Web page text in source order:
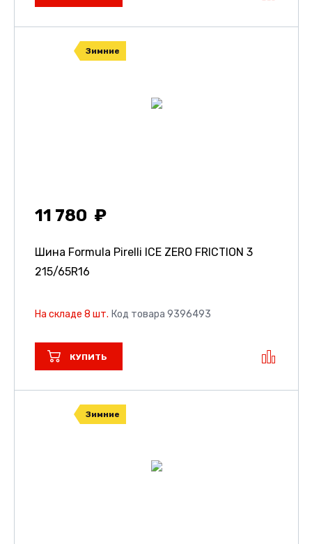
Зимние
11 780
Шина Formula Pirelli ICE ZERO FRICTION 3
215/65R16
На складе 8 шт. Код товара 9396493
КУПИТЬ
Зимние